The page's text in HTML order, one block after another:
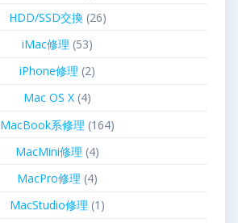
HDD/SSD交換(26)
iMac修理 (53)
iPhone修理 (2)
Mac OS X (4)
MacBook系修理 (164)
MacMini修理 (4)
MacPro修理 (4)
MacStudio修理 (1)